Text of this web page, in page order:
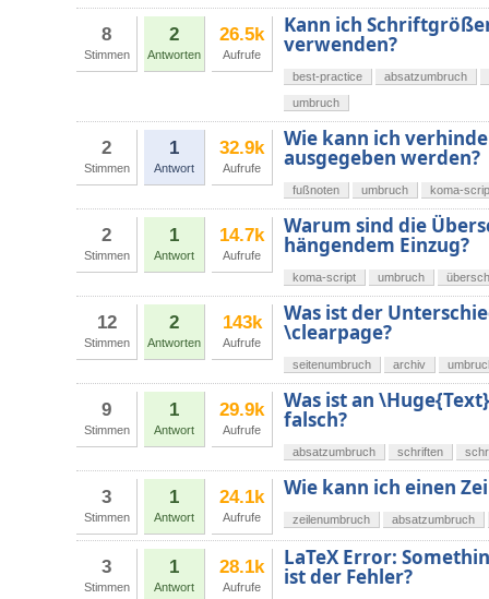
8
Stimmen
2
Antworten
26.5k
Aufrufe
Kann ich
verwenden?
best-practice
absatzumbruch
umbruch
2
Stimmen
1
Antwort
32.9k
Aufrufe
Wie kann ich
ausgegeben werden?
fußnoten umbruch koma-
2
Stimmen
1
Antwort
14.7k
Aufrufe
Warum sind die
hängendem Einzug?
koma-script umbruch
12
Stimmen
2
Antworten
143k
Aufrufe
Was ist der
\clearpage?
seitenumbruch archiv
9
Stimmen
1
Antwort
29.9k
Aufrufe
Was ist an
falsch?
absatzumbruch schriften
3
Stimmen
1
Antwort
24.1k
Aufrufe
Wie kann ich einen
zeilenumbruch absatzumbruch
3
Stimmen
1
Antwort
28.1k
Aufrufe
LaTeX Error:
ist der Fehler?